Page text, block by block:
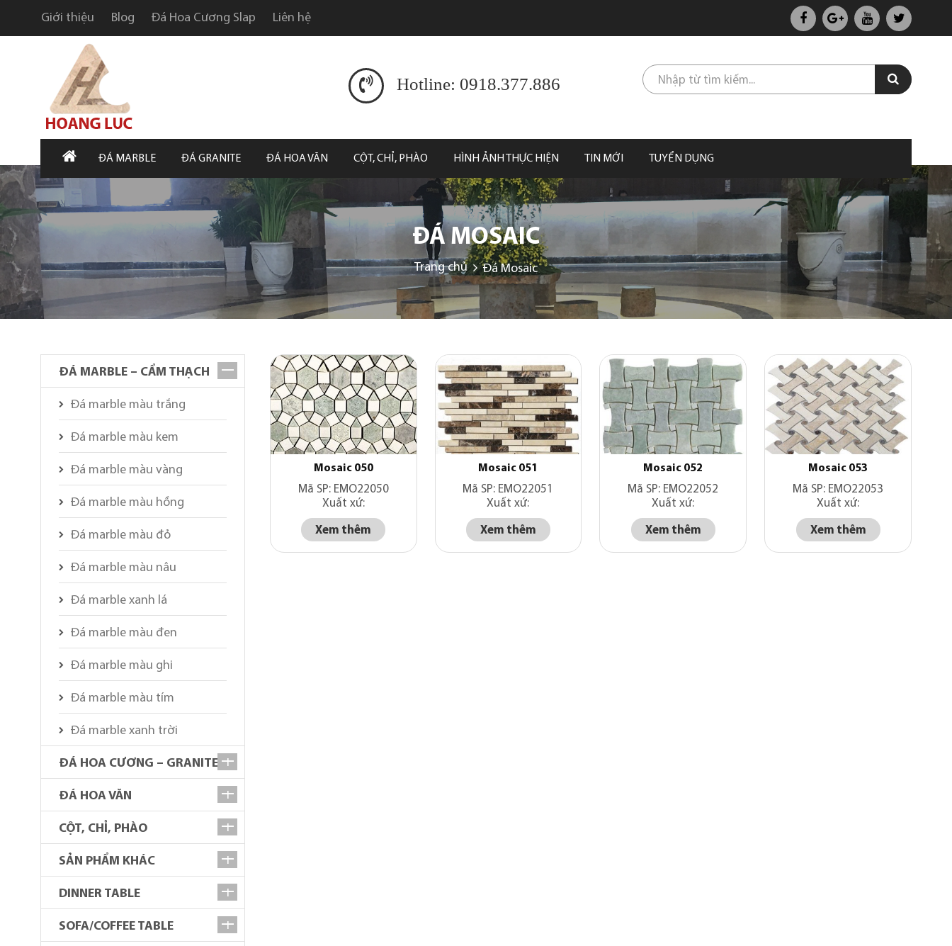
Giới thiệu Blog Đá Hoa Cương Slap Liên hệ
Hotline: 0918.377.886
ĐÁ MARBLE ĐÁ GRANITE ĐÁ HOA VĂN CỘT, CHỈ, PHÀO HÌNH ẢNH THỰC HIỆN TIN MỚI TUYỂN DỤNG
ĐÁ MOSAIC
Trang chủ Đá Mosaic
Mosaic 050
Mã SP: EMO22050
Xuất xứ:
Xem thêm
Mosaic 051
Mã SP: EMO22051
Xuất xứ:
Xem thêm
Mosaic 052
Mã SP: EMO22052
Xuất xứ:
Xem thêm
Mosaic 053
Mã SP: EMO22053
Xuất xứ:
Xem thêm
ĐÁ MARBLE – CẨM THẠCH
Đá marble màu trắng
Đá marble màu kem
Đá marble màu vàng
Đá marble màu hồng
Đá marble màu đỏ
Đá marble màu nâu
Đá marble xanh lá
Đá marble màu đen
Đá marble màu ghi
Đá marble màu tím
Đá marble xanh trời
ĐÁ HOA CƯƠNG – GRANITE
ĐÁ HOA VĂN
CỘT, CHỈ, PHÀO
SẢN PHẨM KHÁC
DINNER TABLE
SOFA/COFFEE TABLE